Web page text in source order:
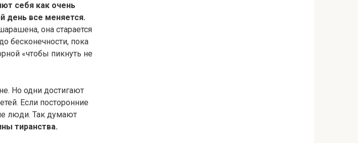
себя как очень
день все меняется.
она старается
бесконечности, пока
«чтобы пикнуть не
Но одни достигают
Если посторонние
люди. Так думают
тиранства.